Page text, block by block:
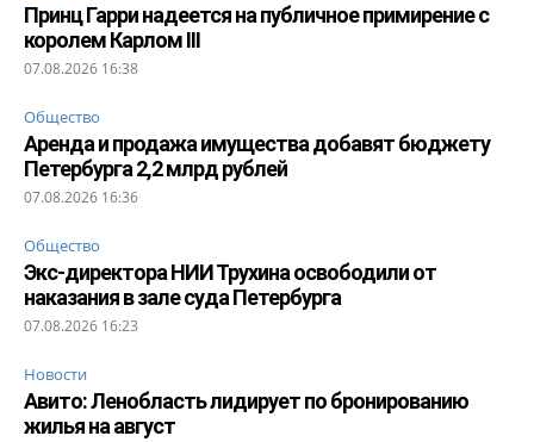
Принц Гарри надеется на публичное примирение с
королем Карлом III
07.08.2026 16:38
Общество
Аренда и продажа имущества добавят бюджету
Петербурга 2,2 млрд рублей
07.08.2026 16:36
Общество
Экс-директора НИИ Трухина освободили от
наказания в зале суда Петербурга
07.08.2026 16:23
Новости
Авито: Ленобласть лидирует по бронированию
жилья на август